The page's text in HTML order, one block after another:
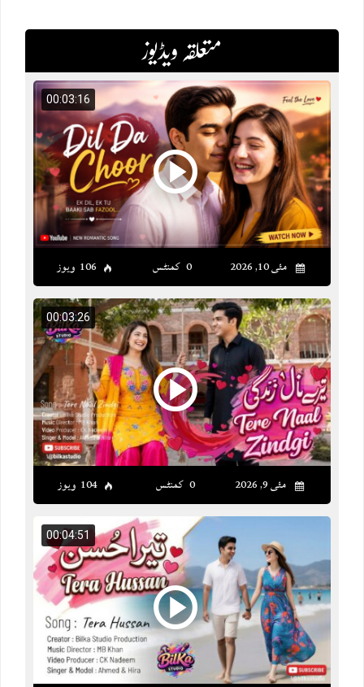
متعلقہ ویڈیوز
00:03:16
مئی 10, 2026 0 کمنٹس 106 ویوز
00:03:26
مئی 9, 2026 0 کمنٹس 104 ویوز
00:04:51